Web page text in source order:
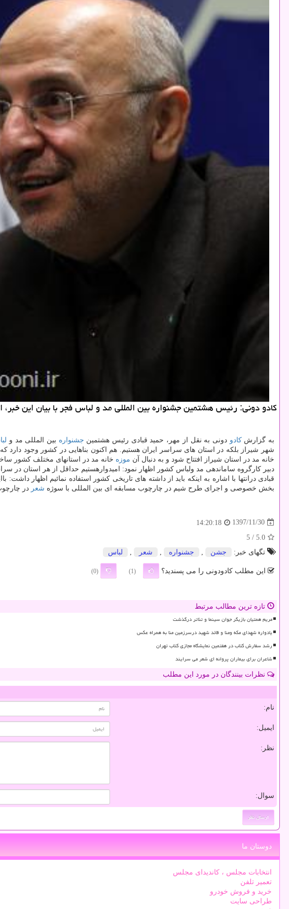
كادو دونی: رئیس هشتمین جشنواره بین المللی مد و لباس فجر با بیان این
به گزارشكادو دونی به نقل از مهر، حمید قبادی رئیس هشتمین جشنواره بین المللی مد و
شهر شیراز بلكه در استان های سراسر ایران هستیم. هم اكنون بناهایی در كشور وجود
خانه مد در استان شیراز افتتاح شود و به دنبال آن موزه خانه مد در استانهای مختلف كشور
دبیر كارگروه ساماندهی مد ولباس كشور اظهار نمود: امیدوارهستیم حداقل از هر استان در
قبادی درانتها با اشاره به اینكه باید از داشته های تاریخی كشور استفاده نمائیم اظهار داشت:
بخش خصوصی و اجرای طرح شیم در چارچوب مسابقه ای بین المللی با سوژه شعر در
1397/11/30
14:20:18
5.0
/ 5
تگهای خبر:
جشن , جشنواره , شعر , لباس
این مطلب کادودونی را می پسندید؟ (1)
(0)
تازه ترین مطالب مرتبط
مریم همتیان بازیگر جوان سینما و تئاتر درگذشت
یادواره شهدای مکه ومنا و قائد شهید درسرزمین منا به همراه عکس
رشد سفارش کتاب در هفتمین نمایشگاه مجازی کتاب تهران
شاعران برای بیماران پروانه ای شعر می سرایند
نظرات بینندگان در مورد این مطلب
نام:
ایمیل:
نظر:
سوال:
دوستان ما
انتخابات مجلس ، کاندیدای مجلس
تعمیر تلفن
خرید و فروش خودرو
طراحی سایت